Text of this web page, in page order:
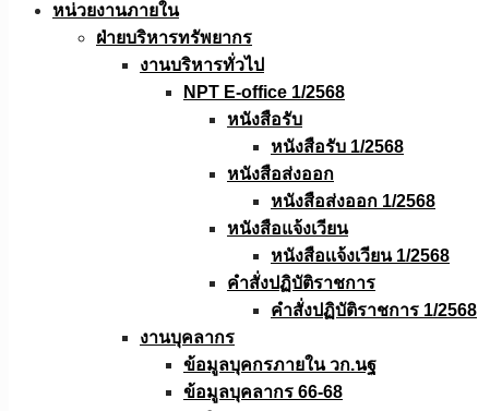
หน่วยงานภายใน
ฝ่ายบริหารทรัพยากร
งานบริหารทั่วไป
NPT E-office 1/2568
หนังสือรับ
หนังสือรับ 1/2568
หนังสือส่งออก
หนังสือส่งออก 1/2568
หนังสือแจ้งเวียน
หนังสือเเจ้งเวียน 1/2568
คำสั่งปฏิบัติราชการ
คำสั่งปฏิบัติราชการ 1/2568
งานบุคลากร
ข้อมูลบุคกรภายใน วก.นฐ
ข้อมูลบุคลากร 66-68